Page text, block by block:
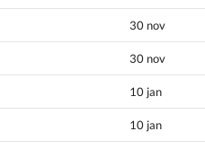
30 nov
30 nov
10 jan
10 jan